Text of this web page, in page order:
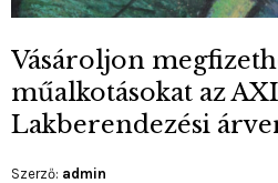
Vásároljon
műalkotásokat az
Lakberendezési
Szerző: admin